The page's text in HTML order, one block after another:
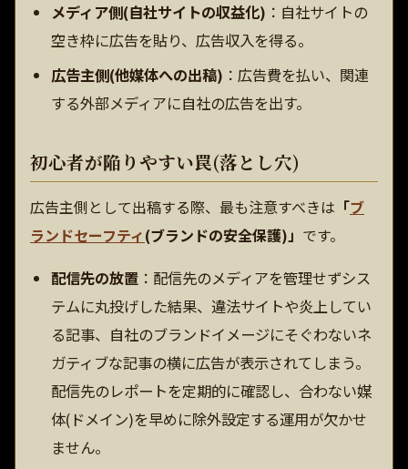
メディア側(自社サイトの収益化) ：自社サイトの
空き枠に広告を貼り、広告収入を得る。
広告主側(他媒体への出稿) ：広告費を払い、関連
する外部メディアに自社の広告を出す。
初心者が陥りやすい罠(落とし穴)
広告主側として出稿する際、最も注意すべきは 「ブ
ランドセーフティ(ブランドの安全保護)」 です。
配信先の放置：配信先のメディアを管理せずシス
テムに丸投げした結果、違法サイトや炎上してい
る記事、自社のブランドイメージにそぐわないネ
ガティブな記事の横に広告が表示されてしまう。
配信先のレポートを定期的に確認し、合わない媒
体(ドメイン)を早めに除外設定する運用が欠かせ
ません。